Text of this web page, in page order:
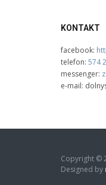
KONTAKT
facebook:
telefon: 574
messenger:
e-mail:
Copyright ©
Designed by